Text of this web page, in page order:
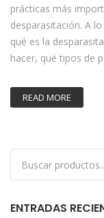
prácticas más
desparasitación. A
qué es la
hacer, qué tipos de
READ MORE
ENTRADAS